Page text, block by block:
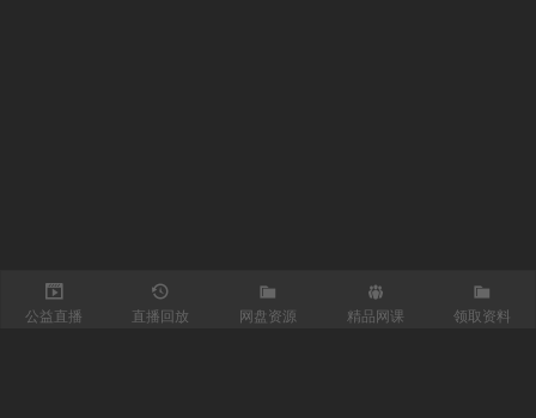
公益直播 直播回放 网盘资源 精品网课 领取资料